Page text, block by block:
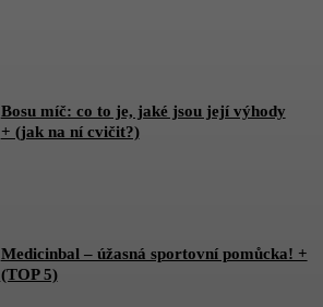
Bosu míč: co to je, jaké jsou její výhody
+ (jak na ní cvičit?)
Medicinbal – úžasná sportovní pomůcka! +
(TOP 5)